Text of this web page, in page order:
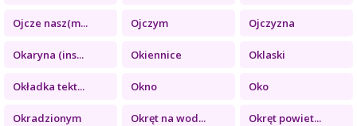
Ojcze nasz(m... Ojczym Ojczyzna
Okaryna (ins... Okiennice Oklaski
Okładka tekt... Okno Oko
Okradzionym Okręt na wod... Okręt powiet...